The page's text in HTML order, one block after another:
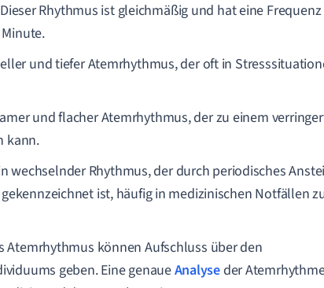
Dieser Rhythmus ist gleichmäßig und hat eine
und tiefer Atemrhythmus, der oft in
und flacher Atemrhythmus, der zu einem
kann.
wechselnder Rhythmus, der durch periodisches
ist, häufig in medizinischen Notfällen
Atemrhythmus können Aufschluss über den
geben. Eine genaueAnalyseder